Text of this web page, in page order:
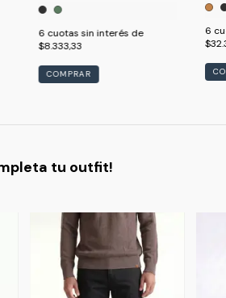
6 cuotas sin interés de
$8.333,33
COMPRAR
6
tu outfit!